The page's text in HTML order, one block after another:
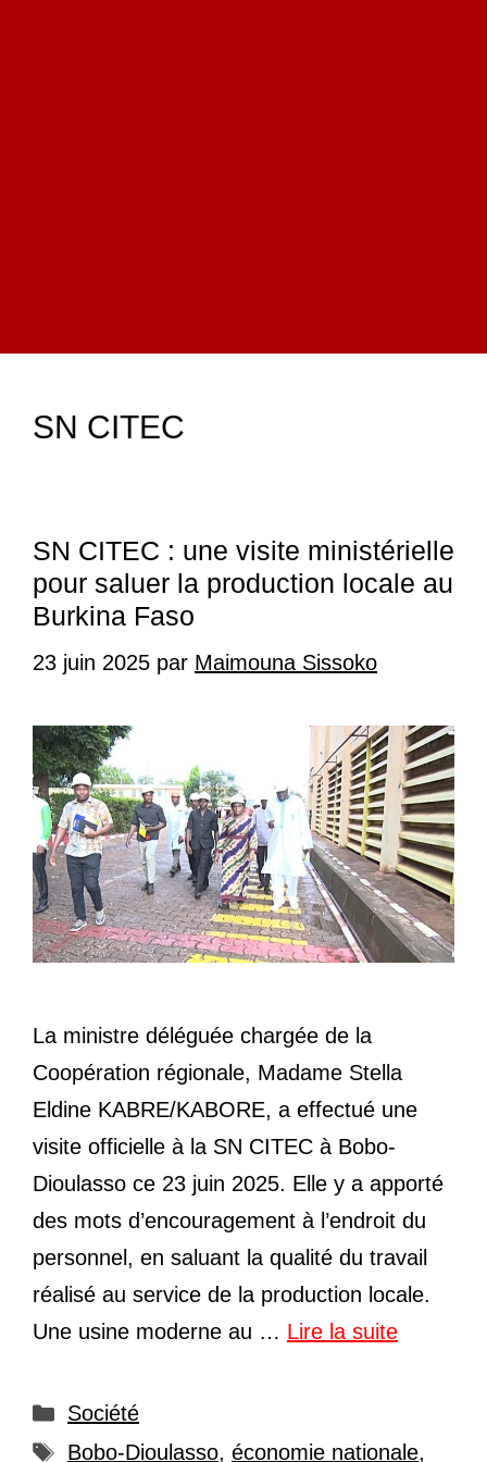
SN CITEC
SN CITEC : une visite ministérielle
pour saluer la production locale au
Burkina Faso
23 juin 2025 par Maimouna Sissoko
La ministre déléguée chargée de la
Coopération régionale, Madame Stella
Eldine KABRE/KABORE, a effectué une
visite officielle à la SN CITEC à Bobo-
Dioulasso ce 23 juin 2025. Elle y a apporté
des mots d’encouragement à l’endroit du
personnel, en saluant la qualité du travail
réalisé au service de la production locale.
Une usine moderne au … Lire la suite
Catégories
Société
Étiquettes
Bobo-Dioulasso, économie nationale,